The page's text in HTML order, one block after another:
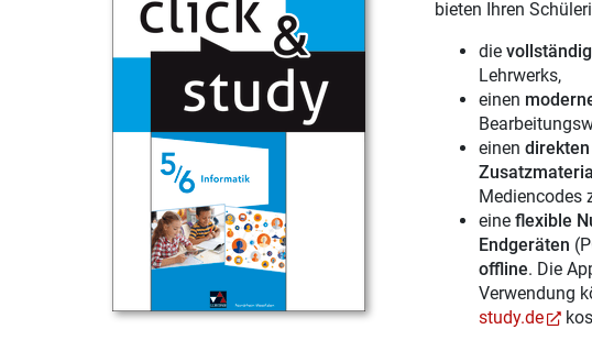
bieten Ihren
die
Lehrwerks,
einen
einen
Mediencodes
eine flexible
Endgeräten
offline. Die
Verwendung
study.de